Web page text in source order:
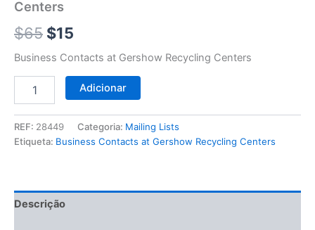
Centers
$65 $15
Business Contacts at Gershow Recycling Centers
Adicionar
REF: 28449 Categoria: Mailing Lists
Etiqueta: Business Contacts at Gershow Recycling Centers
Descrição